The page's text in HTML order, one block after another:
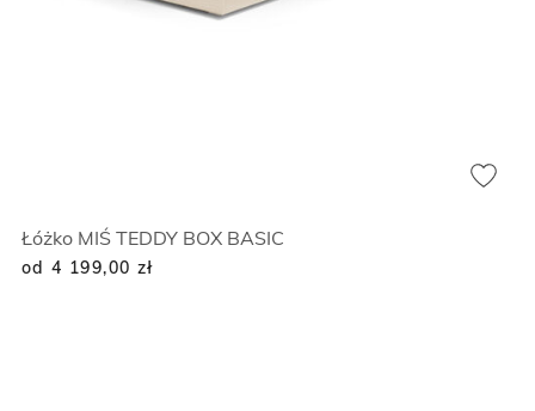
Łóżko MIŚ TEDDY BOX BASIC
od 4 199,00 zł